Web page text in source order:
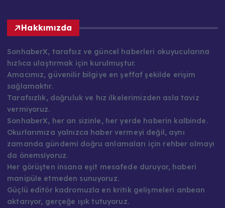
Hakkımızda
SonhaberX, tarafsız ve güncel haberleri okuyucularına
hızlıca ulaştırmak için kurulmuştur.
Amacımız, güvenilir bilgiye en şeffaf şekilde erişim
sağlamaktır.
Tarafsızlık, doğruluk ve hız ilkelerimizden asla taviz
vermiyoruz.
SonhaberX, her an sizinle, her yerde haberin kalbinde.
Okurlarımıza yalnızca haber vermeyi değil, aynı
zamanda gündemi doğru anlamaları için rehber olmayı
da önemsiyoruz.
Her görüşten insana eşit mesafede duruyor, haberi
manipüle etmeden sunuyoruz.
Güçlü editör kadromuzla en kritik gelişmeleri anbean
aktarıyor, gerçeğe ışık tutuyoruz.